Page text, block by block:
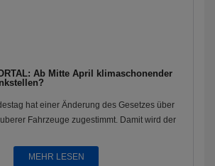
Ab Mitte April klimaschonender
hat einer Änderung des Gesetzes über
Fahrzeuge zugestimmt. Damit wird der
MEHR LESEN